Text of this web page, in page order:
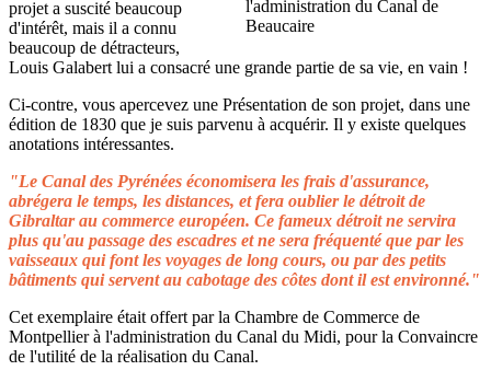
projet a suscité beaucoup
d'intérêt, mais il a connu
beaucoup de détracteurs,
Louis Galabert lui a consacré une grande partie de sa vie, en vain !
Ci-contre, vous apercevez une Présentation de son projet, dans une
édition de 1830 que je suis parvenu à acquérir. Il y existe quelques
anotations intéressantes.
"Le Canal des Pyrénées économisera les frais d'assurance,
abrégera le temps, les distances, et fera oublier le détroit de
Gibraltar au commerce européen. Ce fameux détroit ne servira
plus qu'au passage des escadres et ne sera fréquenté que par les
vaisseaux qui font les voyages de long cours, ou par des petits
bâtiments qui servent au cabotage des côtes dont il est environné."
Cet exemplaire était offert par la Chambre de Commerce de
Montpellier à l'administration du Canal du Midi, pour la Convaincre
de l'utilité de la réalisation du Canal.